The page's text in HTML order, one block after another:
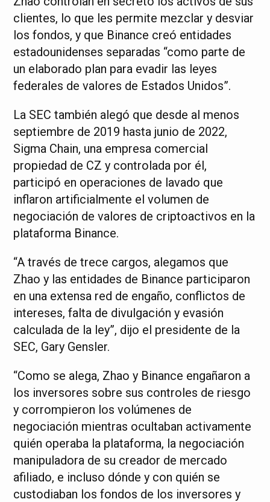
clientes, lo que les permite mezclar y desviar
los fondos, y que Binance creó entidades
estadounidenses separadas “como parte de
un elaborado plan para evadir las leyes
federales de valores de Estados Unidos”.
La SEC también alegó que desde al menos
septiembre de 2019 hasta junio de 2022,
Sigma Chain, una empresa comercial
propiedad de CZ y controlada por él,
participó en operaciones de lavado que
inflaron artificialmente el volumen de
negociación de valores de criptoactivos en la
plataforma Binance.
“A través de trece cargos, alegamos que
Zhao y las entidades de Binance participaron
en una extensa red de engaño, conflictos de
intereses, falta de divulgación y evasión
calculada de la ley”, dijo el presidente de la
SEC, Gary Gensler.
“Como se alega, Zhao y Binance engañaron a
los inversores sobre sus controles de riesgo
y corrompieron los volúmenes de
negociación mientras ocultaban activamente
quién operaba la plataforma, la negociación
manipuladora de su creador de mercado
afiliado, e incluso dónde y con quién se
custodiaban los fondos de los inversores y